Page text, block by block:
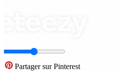
Partager sur Pinterest